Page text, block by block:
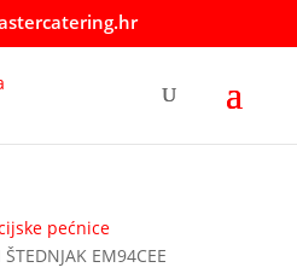
pećnice
EM94CEE